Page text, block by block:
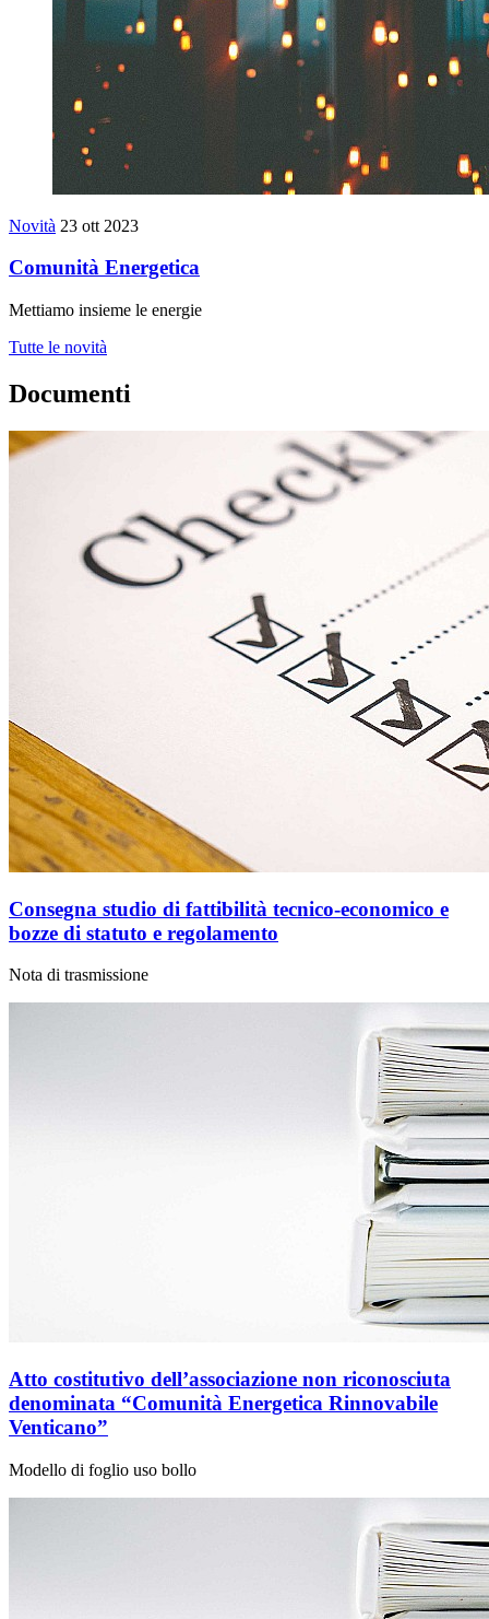
Novità 23 ott 2023
Comunità Energetica
Mettiamo insieme le energie
Tutte le novità
Documenti
Consegna studio di fattibilità tecnico-economico e
bozze di statuto e regolamento
Nota di trasmissione
Atto costitutivo dell’associazione non riconosciuta
denominata “Comunità Energetica Rinnovabile
Venticano”
Modello di foglio uso bollo